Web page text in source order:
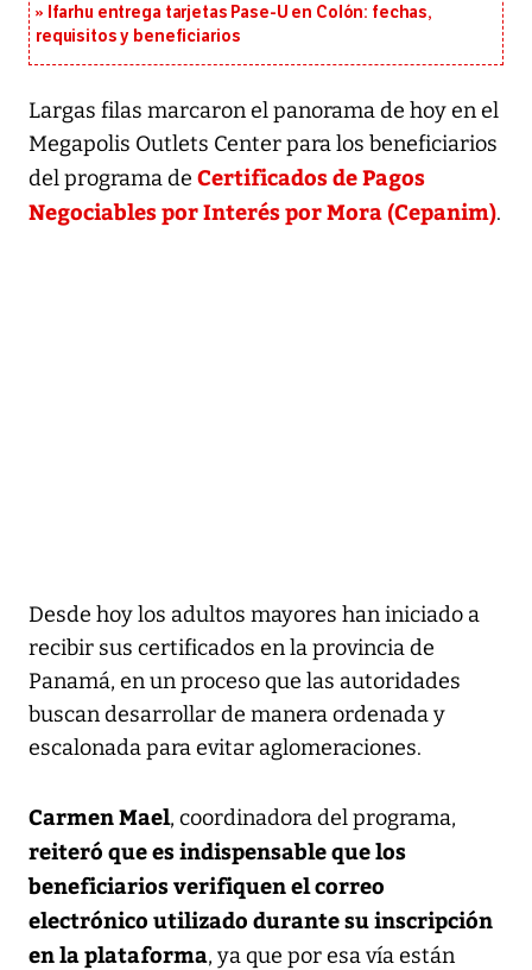
Ifarhu entrega tarjetas Pase-U en Colón: fechas,
requisitos y beneficiarios
Largas filas marcaron el panorama de hoy en el
Megapolis Outlets Center para los beneficiarios
del programa de Certificados de Pagos
Negociables por Interés por Mora (Cepanim).
Desde hoy los adultos mayores han iniciado a
recibir sus certificados en la provincia de
Panamá, en un proceso que las autoridades
buscan desarrollar de manera ordenada y
escalonada para evitar aglomeraciones.
Carmen Mael, coordinadora del programa,
reiteró que es indispensable que los
beneficiarios verifiquen el correo
electrónico utilizado durante su inscripción
en la plataforma, ya que por esa vía están